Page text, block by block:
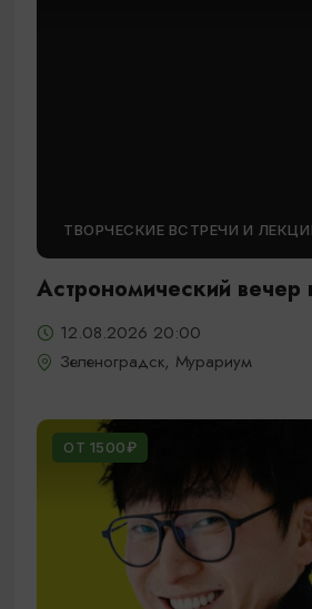
ТВОРЧЕСКИЕ ВСТРЕЧИ И
Астрономический
12.08.2026 20:00
Зеленоградск, Мурариум
ОТ 1500₽